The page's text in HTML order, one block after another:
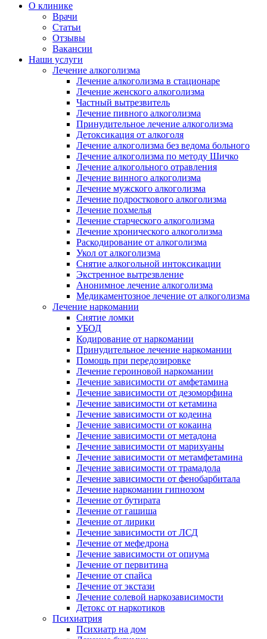
О клинике
Врачи
Статьи
Отзывы
Вакансии
Наши услуги
Лечение алкоголизма
Лечение алкоголизма в стационаре
Лечение женского алкоголизма
Частный вытрезвитель
Лечение пивного алкоголизма
Принудительное лечение алкоголизма
Детоксикация от алкоголя
Лечение алкоголизма без ведома больного
Лечение алкоголизма по методу Шичко
Лечение алкогольного отравления
Лечение винного алкоголизма
Лечение мужского алкоголизма
Лечение подросткового алкоголизма
Лечение похмелья
Лечение старческого алкоголизма
Лечение хронического алкоголизма
Раскодирование от алкоголизма
Укол от алкоголизма
Снятие алкогольной интоксикации
Экстренное вытрезвление
Анонимное лечение алкоголизма
Медикаментозное лечение от алкоголизма
Лечение наркомании
Снятие ломки
УБОД
Кодирование от наркомании
Принудительное лечение наркомании
Помощь при передозировке
Лечение героиновой наркомании
Лечение зависимости от амфетамина
Лечение зависимости от дезоморфина
Лечение зависимости от кетамина
Лечение зависимости от кодеина
Лечение зависимости от кокаина
Лечение зависимости от метадона
Лечение зависимости от марихуаны
Лечение зависимости от метамфетамина
Лечение зависимости от трамадола
Лечение зависимости от фенобарбитала
Лечение наркомании гипнозом
Лечение от бутирата
Лечение от гашиша
Лечение от лирики
Лечение зависимости от ЛСД
Лечение от мефедрона
Лечение зависимости от опиума
Лечение от первитина
Лечение от спайса
Лечение от экстази
Лечение солевой наркозависимости
Детокс от наркотиков
Психиатрия
Психиатр на дом